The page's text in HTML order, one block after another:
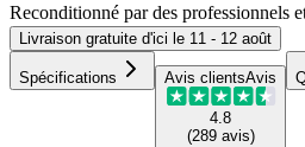
Reconditionné par des professionnels
Livraison gratuite d'ici le 11 - 12 août
Spécifications Avis clientsAvis
4.8
(289 avis)